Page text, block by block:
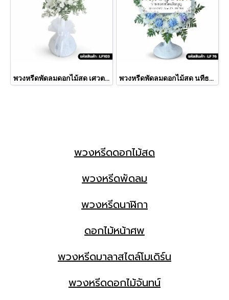
พวงหรีดพัดลมดอกไม้สด เศวต (LF103) พวงหรีดพัดลมดอกไม้สด นทีธาร (LF76)
พวงหรีดดอกไม้สด
พวงหรีดพัดลม
พวงหรีดนาฬิกา
ดอกไม้หน้าศพ
พวงหรีดมาลาสไตล์โมเดิร์น
พวงหรีดดอกไม้จันทน์